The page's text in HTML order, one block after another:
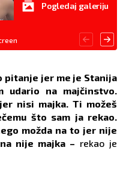
Pogledaj galeriju
pitanje jer me je Stanija
udario na majčinstvo.
nisi majka. Ti možeš
što sam ja rekao.
možda na to jer nije
nije majka – rekao je